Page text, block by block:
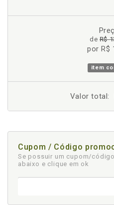
deR$
por R$
item
Valor total:
Cupom / Código
Se possuir um cupom/
abaixo e clique em ok